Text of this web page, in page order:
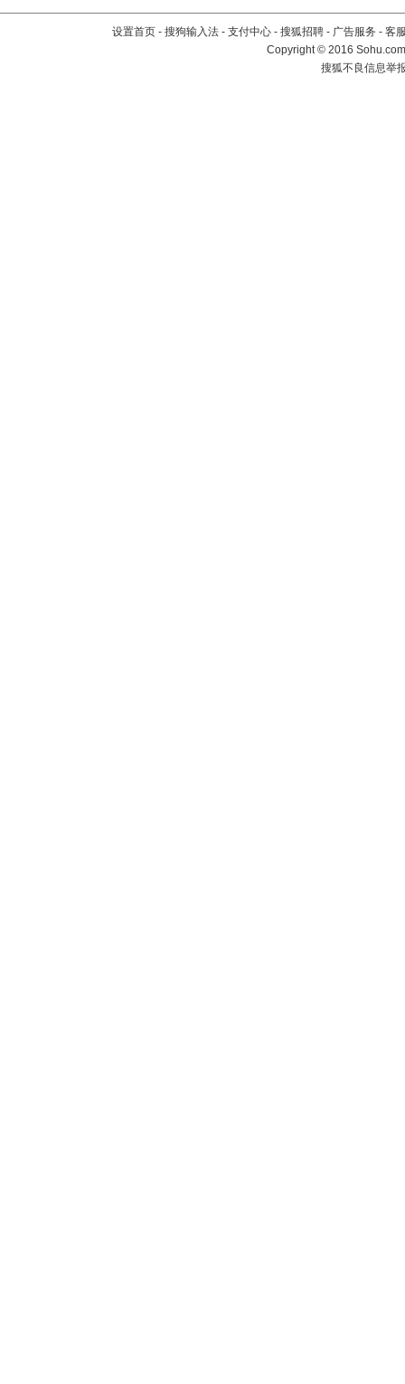
设置首页 - 搜狗输入法 - 支付中心 - 搜狐招聘 - 广告服务 - 客
Copyright©2016
搜狐不良信息举